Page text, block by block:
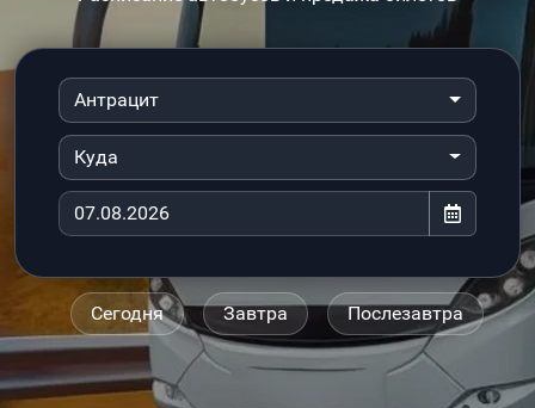
Антрацит
Куда
Сегодня Завтра Послезавтра